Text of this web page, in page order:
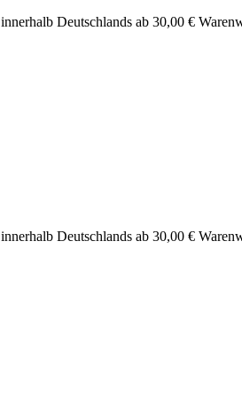
innerhalb Deutschlands ab 30,00 €
innerhalb Deutschlands ab 30,00 €